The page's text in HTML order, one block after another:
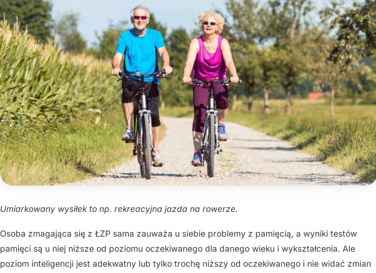
Umiarkowany wysiłek to np. rekreacyjna jazda na rowerze.
Osoba zmagająca się z ŁZP sama zauważa u siebie problemy z pamięcią, a wyniki testów
pamięci są u niej niższe od poziomu oczekiwanego dla danego wieku i wykształcenia. Ale
poziom inteligencji jest adekwatny lub tylko trochę niższy od oczekiwanego i nie widać zmian